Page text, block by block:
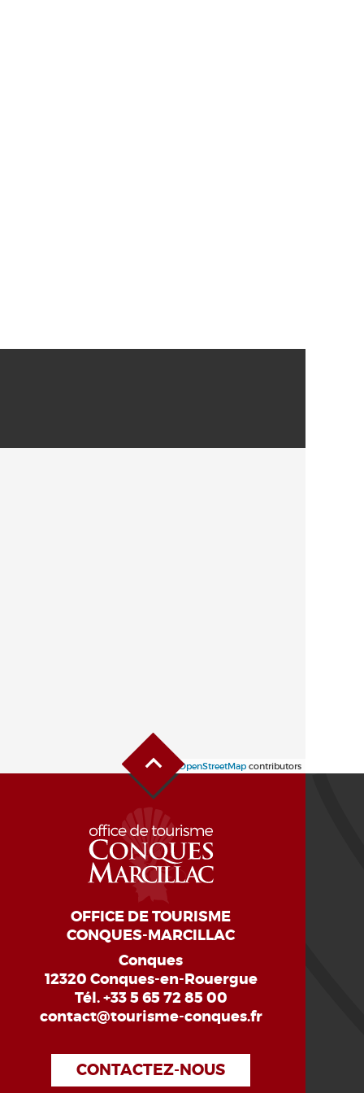
Leaflet OpenStreetMap contributors
OFFICE DE TOURISME
CONQUES-MARCILLAC
Conques
12320 Conques-en-Rouergue
Tél.+33 5 65 72 85 00
contact@tourisme-conques.fr
CONTACTEZ-NOUS